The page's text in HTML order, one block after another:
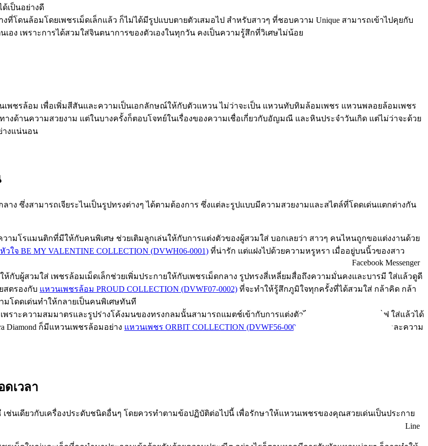
เป็นอย่างดี
โดนล้อมโดยเพชรเม็ดเล็กแล้ว ก็ไม่ได้มีรูปแบบตายตัวเสมอไป สำหรับสาวๆ ที่ชอบความ Unique สามารถเข้าไปคุยกับ
อง เพราะการได้สวมใส่จินตนาการของตัวเองในทุกวัน คงเป็นความรู้สึกที่วิเศษไม่น้อย
รล้อม เพื่อเพิ่มสีสันและความเป็นเอกลักษณ์ให้กับตัวแหวน ไม่ว่าจะเป็น แหวนทับทิมล้อมเพชร แหวนพลอยล้อมเพชร
ด้านความสวยงาม แต่ในบางครั้งก็ตอบโจทย์ในเรื่องของความเชื่อเกี่ยวกับอัญมณี และหินประจำวันเกิด แต่ไม่ว่าจะด้วย
างแน่นอน
ลาง ซึ่งสามารถเจียระไนเป็นรูปทรงต่างๆ ได้ตามต้องการ ซึ่งแต่ละรูปแบบมีความสวยงามและสไตล์ที่โดดเด่นแตกต่างกัน
ามโรแมนติกที่มีให้กับคนพิเศษ ช่วยเติมลูกเล่นให้กับการแต่งตัวของผู้สวมใส่ บอกเลยว่า สาวๆ คนไหนถูกขอแต่งงานด้วย
วใจ BE MY VALENTINE COLLECTION (DVWH06-0001) ที่น่ารัก แต่แฝงไปด้วยความหรูหรา เมื่ออยู่บนนิ้วของสาว
ห้กับผู้สวมใส่ เพชรล้อมเม็ดเล็กช่วยเพิ่มประกายให้กับเพชรเม็ดกลาง รูปทรงสี่เหลี่ยมสื่อถึงความมั่นคงและบารมี ใส่แล้วดูดี
สตรองกับ แหวนเพชรล้อม PROUD COLLECTION (DVWF07-0002) ที่จะทำให้รู้สึกภูมิใจทุกครั้งที่ได้สวมใส่ กล้าคิด กล้า
มโดดเด่นทำให้กลายเป็นคนพิเศษทันที
ราะความสมมาตรและรูปร่างโค้งมนของทรงกลมนั้นสามารถแมตช์เข้ากับการแต่งตัวได้ทุกแบบ มีความเล่นไฟ ใส่แล้วได้
ก็มีแหวนเพชรล้อมอย่าง แหวนเพชร ORBIT COLLECTION (DVWF56-0006)
ดีไซน์หรูหรา เสริมเสน่ห์และความ
เวลา
นเดียวกับเครื่องประดับชนิดอื่นๆ โดยควรทำตามข้อปฏิบัติต่อไปนี้ เพื่อรักษาให้แหวนเพชรของคุณสวยเด่นเป็นประกาย
Facebook Messenger
Line